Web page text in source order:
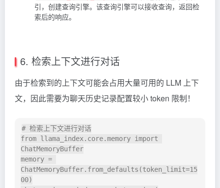
引，创建查询引擎。该查询引擎可以接收查询，返回检
索后的响应。
6. 检索上下文进行对话
由于检索到的上下文可能会占用大量可用的 LLM 上下
文，因此需要为聊天历史记录配置较小token 限制！
# 检索上下文进行对话
from llama_index.core.memory import
ChatMemoryBuffer
memory =
ChatMemoryBuffer.from_defaults(token_limit=15
00)